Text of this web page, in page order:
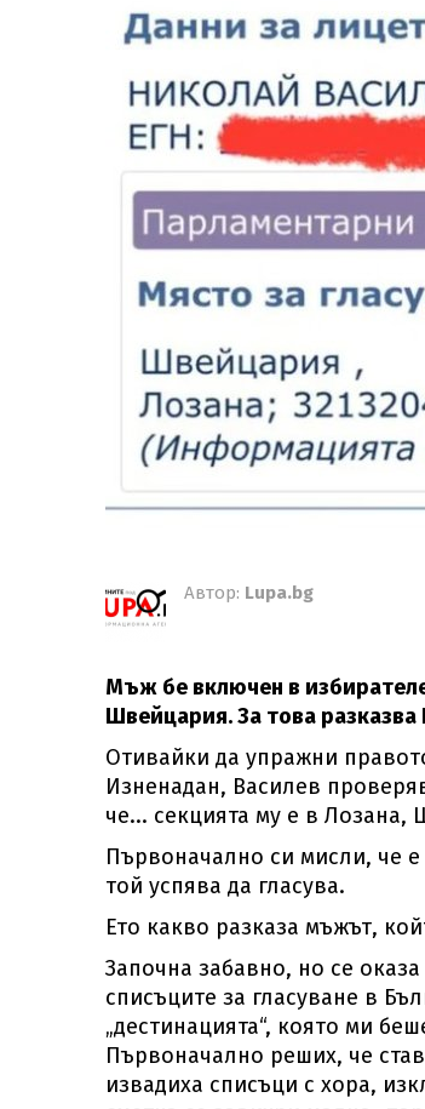
Автор: Lupa.bg
Мъж бе включен в
Швейцария. За това
Отивайки да упражни
Изненадан, Василев
че... секцията му е в Лозана,
Първоначално си мисли, че
той успява да гласува.
Ето какво разказа мъжът,
Започна забавно, но се
списъците за гласуване в
„дестинацията“, която ми
Първоначално реших, че
извадиха списъци с хора,